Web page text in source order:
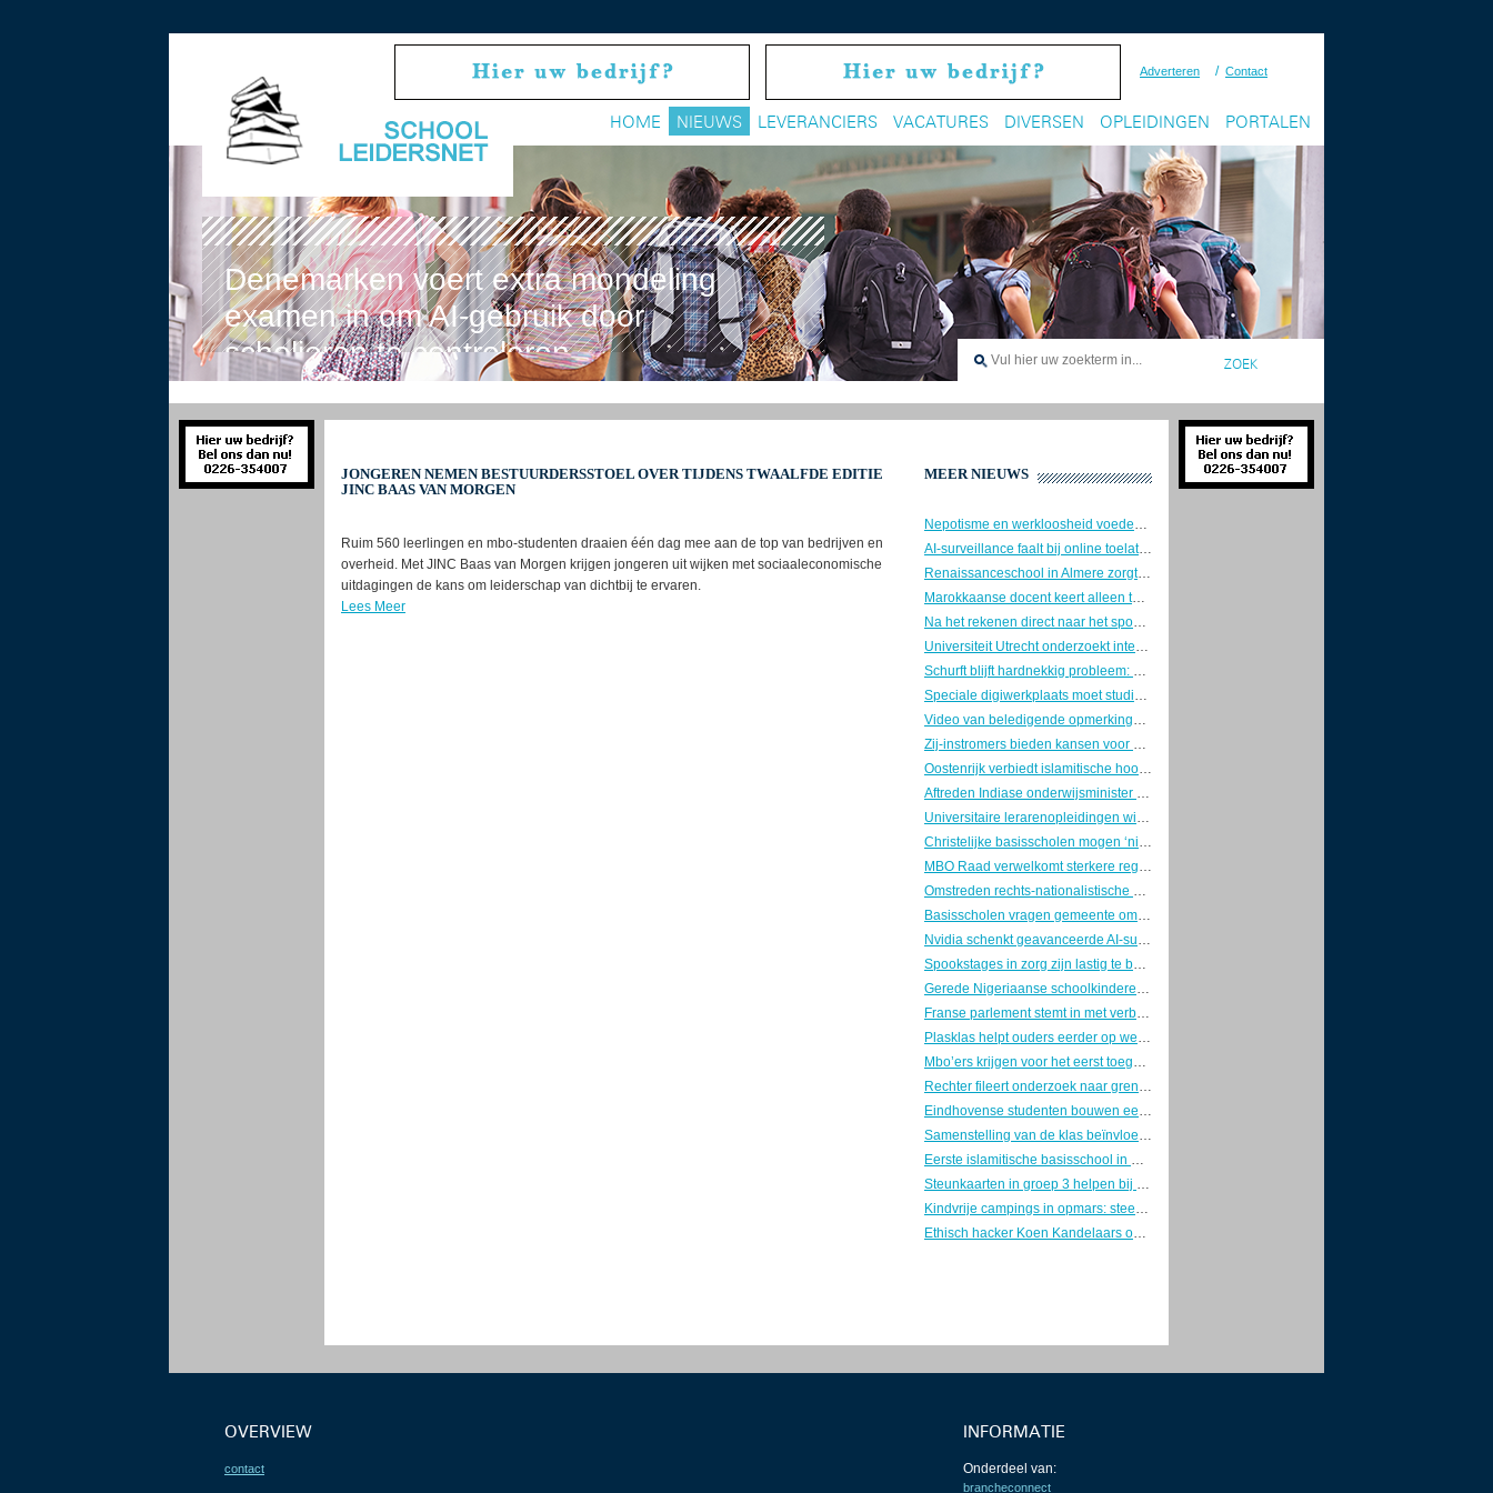
Adverteren / Contact
HOME NIEUWS LEVERANCIERS VACATURES DIVERSEN OPLEIDINGEN PORTALEN
Denemarken voert extra mondeling
examen in om AI-gebruik door
scholieren te controleren
JONGEREN NEMEN BESTUURDERSSTOEL OVER TIJDENS TWAALFDE EDITIE
JINC BAAS VAN MORGEN
Ruim 560 leerlingen en mbo-studenten draaien één dag mee aan de top van bedrijven en
overheid. Met JINC Baas van Morgen krijgen jongeren uit wijken met sociaaleconomische
uitdagingen de kans om leiderschap van dichtbij te ervaren.
Lees Meer
MEER NIEUWS
Nepotisme en werkloosheid voeden uitzichtloosheid onder Marokkaanse jongeren
AI-surveillance faalt bij online toelatingsexamen: 58.000 Mexicaanse studenten moeten herkansen
Renaissanceschool in Almere zorgt voor politieke discussie over vrijheid van onderwijs
Marokkaanse docent keert alleen terug van studiereis in Europa, studenten verdwenen
Na het rekenen direct naar het spookhuis: zo ziet een schooldag op de kermis eruit
Universiteit Utrecht onderzoekt integriteit na onthullingen over banden farmacoloog met Red Bull en Sen-Jam
Schurft blijft hardnekkig probleem: GGD's zetten tijdens introductieweken in op voorlichting en nieuwe app
Speciale digiwerkplaats moet studievertraging door tekort aan IT-stages in Rijnmond voorkomen
Video van beledigende opmerkingen van Italiaanse leerlingen in Bangkok dwingt ambassade tot excuses
Zij-instromers bieden kansen voor groeiend tekort aan schoolleiders in het primair onderwijs
Oostenrijk verbiedt islamitische hoofdbedekking op scholen voor leerlingen tot 14 jaar
Aftreden Indiase onderwijsminister bezorgt Gen Z-beweging politieke overwinning
Universitaire lerarenopleidingen winnen terrein bij studenten die theorie en praktijk willen verbinden
Christelijke basisscholen mogen ‘niet-passende’ boektitels weren, Stichting Lezen protesteert
MBO Raad verwelkomt sterkere regionale rol van het mbo in nieuwe aanpak voor leven lang ontwikkelen
Omstreden rechts-nationalistische studentenclub alsnog toegelaten tot introductiemarkt Radboud Universiteit
Basisscholen vragen gemeente om actie tegen oververhitte klaslokalen bij herziening huisvestingsplan
Nvidia schenkt geavanceerde AI-supercomputer aan Amerikaanse militaire universiteit
Spookstages in zorg zijn lastig te bestrijden
Gerede Nigeriaanse schoolkinderen blijven getekend door ontvoering en geweld
Franse parlement stemt in met verbod op sociale media voor kinderen onder 15
Plasklas helpt ouders eerder op weg nu kinderen steeds later zindelijk worden
Mbo’ers krijgen voor het eerst toegang tot betaald traineeship bij Europese Commissie
Rechter fileert onderzoek naar grensoverschrijdend gedrag Almeerse schooldirecteur, man krijgt forse schadevergoeding
Eindhovense studenten bouwen eerste zonne-ambulance
Samenstelling van de klas beïnvloedt schooladvies bij gelijk scorende leerlingen
Eerste islamitische basisschool in Groningen opent op 17 augustus de deuren
Steunkaarten in groep 3 helpen bij lezen en schrijven, maar vooral als tijdelijke ondersteuning
Kindvrije campings in opmars: steeds meer volwassenen kiezen voor rust op vakantie
Ethisch hacker Koen Kandelaars ontdekt beveiligingslek bij de NOS en krijgt beloning
OVERVIEW
contact
INFORMATIE
Onderdeel van:
brancheconnect